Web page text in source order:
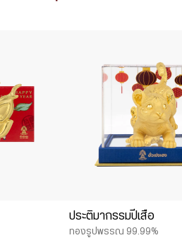
ประติมากรรมปีเสือ
ทองรูปพรรณ 99.99%